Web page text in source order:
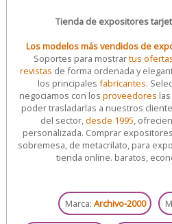
Tienda de expositores
Los modelos más vendidos de
Soportes para mostrartus
revistas de forma ordenada y
los principales fabricantes.
negociamos con los proveedores
poder trasladarlas a nuestros
del sector,desde 1995,
personalizada. Comprar
sobremesa, de metacrilato, para
tienda online. baratos,
Marca:Archivo-2000